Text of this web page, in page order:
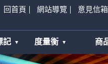
回首頁 網站導覽 意見信箱
記 度量衡 商